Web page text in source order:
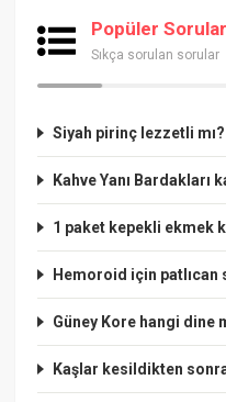
Popüler Sorular
Sıkça sorulan sorular
Siyah pirinç lezzetli mı?
Kahve Yanı Bardakları
1 paket kepekli ekmek
Hemoroid için patlıcan
Güney Kore hangi dine
Kaşlar kesildikten